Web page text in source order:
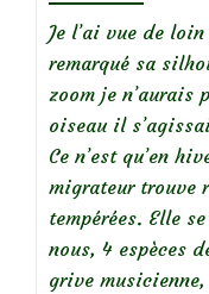
Je l’ai vue de
remarqué sa
zoom je n’aurais
oiseau il
Ce n’est qu’en
migrateur trouve
tempérées. Elle
nous, 4 espèces
grive